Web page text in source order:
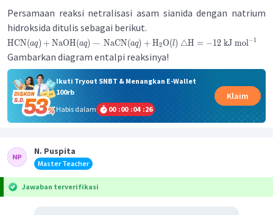
Persamaan reaksi netralisasi asam sianida dengan natrium
hidroksida ditulis sebagai berikut.
HCN(aq) + NaOH(aq) → NaCN(aq) + H2O(l) △H = −12 kJ mol−1
Gambarkan diagram entalpi reaksinya!
Ikuti Tryout SNBT & Menangkan E-Wallet
100rb
Habis dalam
00 :00 :04 :26
Klaim
N. Puspita
Master Teacher
Jawaban terverifikasi